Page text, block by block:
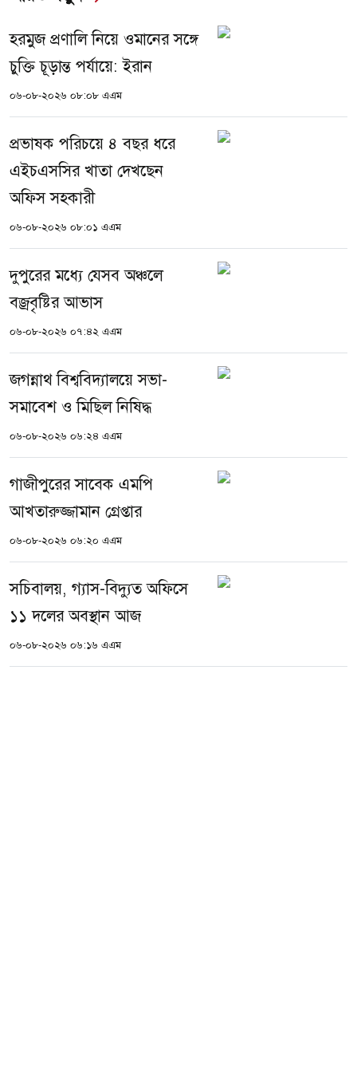
হরমুজ প্রণালি নিয়ে ওমানের সঙ্গে
চুক্তি চূড়ান্ত পর্যায়ে: ইরান
০৬-০৮-২০২৬ ০৮:০৮ এএম
প্রভাষক পরিচয়ে ৪ বছর ধরে
এইচএসসির খাতা দেখছেন
অফিস সহকারী
০৬-০৮-২০২৬ ০৮:০১ এএম
দুপুরের মধ্যে যেসব অঞ্চলে
বজ্রবৃষ্টির আভাস
০৬-০৮-২০২৬ ০৭:৪২ এএম
জগন্নাথ বিশ্ববিদ্যালয়ে সভা-
সমাবেশ ও মিছিল নিষিদ্ধ
০৬-০৮-২০২৬ ০৬:২৪ এএম
গাজীপুরের সাবেক এমপি
আখতারুজ্জামান গ্রেপ্তার
০৬-০৮-২০২৬ ০৬:২০ এএম
সচিবালয়, গ্যাস-বিদ্যুত অফিসে
১১ দলের অবস্থান আজ
০৬-০৮-২০২৬ ০৬:১৬ এএম